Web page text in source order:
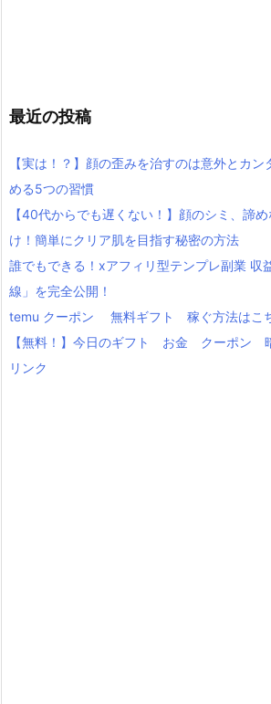
最近の投稿
【実は！？】顔の歪みを治すのは意外とカ
める5つの習慣
【40代からでも遅くない！】顔のシミ、諦
け！簡単にクリア肌を目指す秘密の方法
誰でもできる！xアフィリ型テンプレ副業 収
線」を完全公開！
temu クーポン 無料ギフト 稼ぐ方法はこ
【無料！】今日のギフト お金 クーポン
リンク